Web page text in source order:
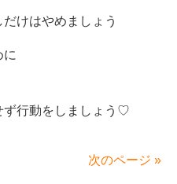
けはやめましょう
に
ず行動をしましょう♡
次のページ »